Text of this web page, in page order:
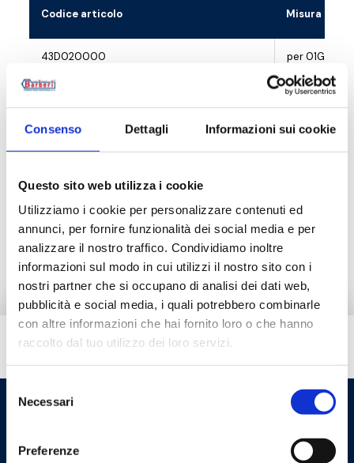
Consenso Dettagli Informazioni sui cookie
Questo sito web utilizza i cookie
Utilizziamo i cookie per personalizzare contenuti ed
annunci, per fornire funzionalità dei social media e per
analizzare il nostro traffico. Condividiamo inoltre
informazioni sul modo in cui utilizzi il nostro sito con i
nostri partner che si occupano di analisi dei dati web,
pubblicità e social media, i quali potrebbero combinarle
con altre informazioni che hai fornito loro o che hanno
raccolto dal tuo utilizzo dei loro servizi.
delNecessari
Preferenze
Codice articolo Misura
43D020000 per
43D0200001 per
Descrizione
Documentazione
Hai bisogno di aiuto?